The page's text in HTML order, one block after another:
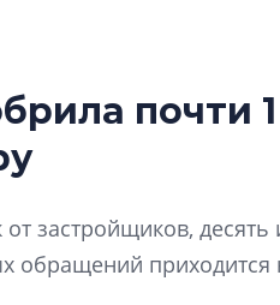
почти 1
застройщиков, десять
обращений приходится
В Санкт-
девятый
строить и